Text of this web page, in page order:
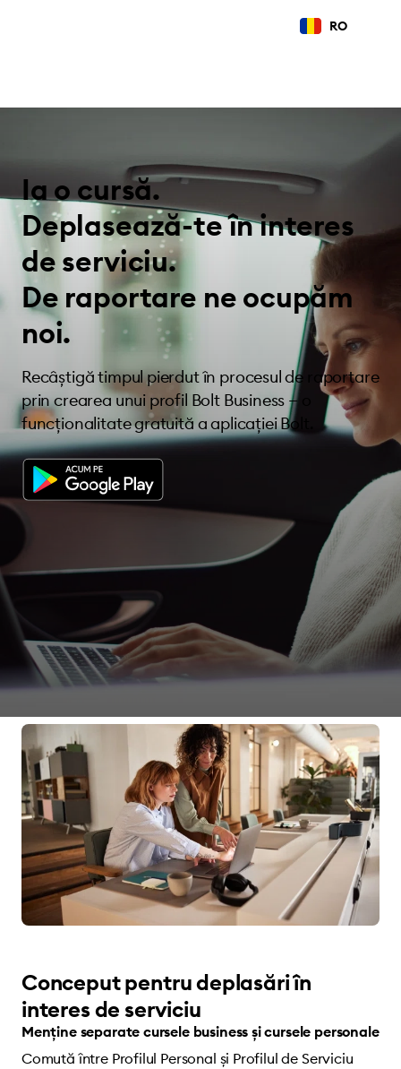
RO
Ia o cursă.
Deplasează-te în interes
de serviciu.
De raportare ne ocupăm
noi.
Recâștigă timpul pierdut în procesul de raportare
prin crearea unui profil Bolt Business — o
funcționalitate gratuită a aplicației Bolt.
Conceput pentru deplasări în
interes de serviciu
Menține separate cursele business și cursele personale
Comută între Profilul Personal și Profilul de Serviciu